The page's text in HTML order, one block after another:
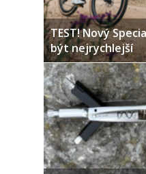
TEST! Nový
být nejrychlejší